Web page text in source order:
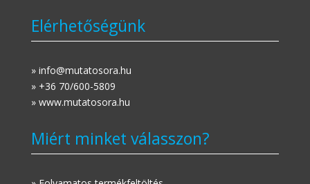
Elérhetőségünk
» info@mutatosora.hu
» +36 70/600-5809
» www.mutatosora.hu
Miért minket válasszon?